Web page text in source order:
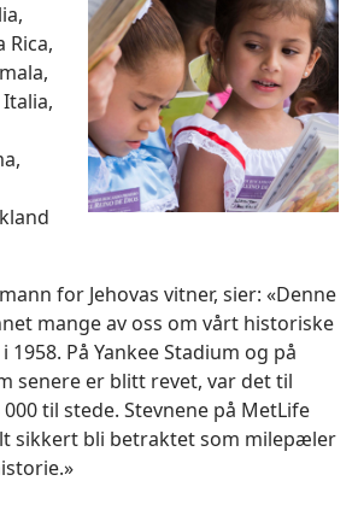
Rica,
for Jehovas vitner, sier: «Denne
mange av oss om vårt historiske
1958. På Yankee Stadium og på
senere er blitt revet, var det til
til stede. Stevnene på MetLife
sikkert bli betraktet som milepæler